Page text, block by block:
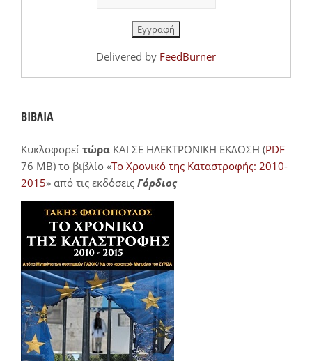
Delivered by FeedBurner
ΒΙΒΛΙΑ
Κυκλοφορεί τώρα ΚΑΙ ΣΕ ΗΛΕΚΤΡΟΝΙΚΗ ΕΚΔΟΣΗ (PDF
76 MB) το βιβλίο «Το Χρονικό της Καταστροφής: 2010-
2015» από τις εκδόσεις Γόρδιος